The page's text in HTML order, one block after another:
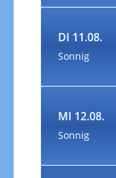
DI 11.08.
Sonnig
MI 12.08.
Sonnig